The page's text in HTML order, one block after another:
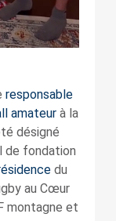
responsable
amateurà la
désigné
de fondation
du
au Cœur
montagne et